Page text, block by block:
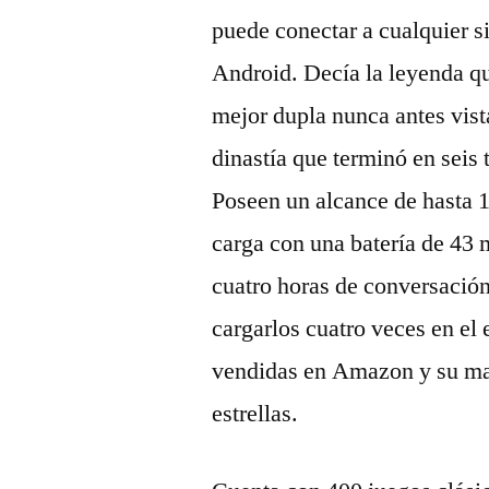
puede conectar a cualquier
Android. Decía la leyenda
mejor dupla nunca antes
dinastía que terminó en
Poseen un alcance de
carga con una batería de 43
cuatro horas de
cargarlos cuatro veces en el
vendidas en Amazon y su
estrellas.